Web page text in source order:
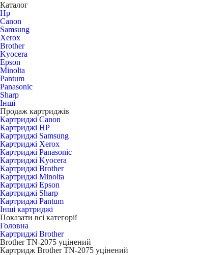
Каталог
Hp
Canon
Samsung
Xerox
Brother
Kyocera
Epson
Minolta
Pantum
Panasonic
Sharp
Інші
Продаж картриджів
Картриджі Canon
Картриджі HP
Картриджі Samsung
Картриджі Xerox
Картриджі Panasonic
Картриджі Kyocera
Картриджі Brother
Картриджі Minolta
Картриджі Epson
Картриджі Sharp
Картриджі Pantum
Інші картриджі
Показати всі категорії
Головна
Картриджі Brother
Brother TN-2075 уцінений
Картридж Brother TN-2075 уцінений